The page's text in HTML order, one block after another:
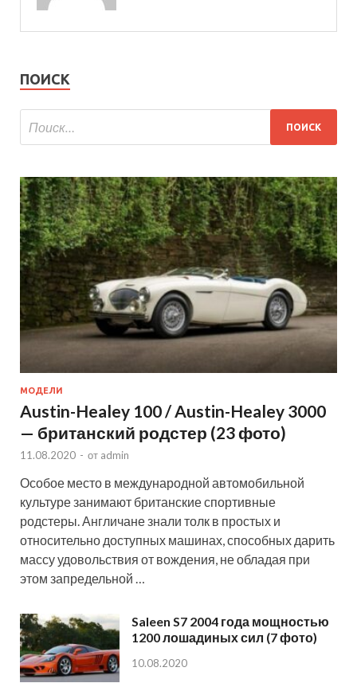
ПОИСК
МОДЕЛИ
Austin-Healey 100 / Austin-Healey 3000
— британский родстер (23 фото)
11.08.2020 - от admin
Особое место в международной автомобильной
культуре занимают британские спортивные
родстеры. Англичане знали толк в простых и
относительно доступных машинах, способных дарить
массу удовольствия от вождения, не обладая при
этом запредельной …
Saleen S7 2004 года мощностью
1200 лошадиных сил (7 фото)
10.08.2020